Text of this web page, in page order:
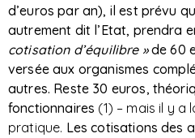
d’euros par an), il est prévu
autrement dit l’Etat, prendra
cotisation d’équilibre »de 60
versée aux organismes
autres. Reste 30 euros,
fonctionnaires (1) – mais il y a
pratique. Les cotisations des